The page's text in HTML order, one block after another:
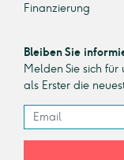
Finanzierung
Bleiben Sie
Melden Sie sich
als Erster die